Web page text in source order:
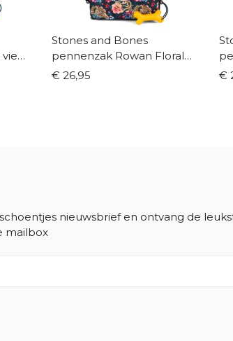
Stones and Bones
pennenzak Rowan Floral
navy
€ 26,95 €
nieuwsbrief en ontvang de
mailbox